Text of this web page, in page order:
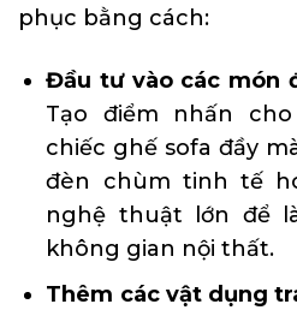
phục bằng cách:
Đầu tư vào các món
Tạo điểm nhấn
chiếc ghế sofa đầy
đèn chùm tinh tế
nghệ thuật lớn để
không gian nội thất.
Thêm các vật dụng